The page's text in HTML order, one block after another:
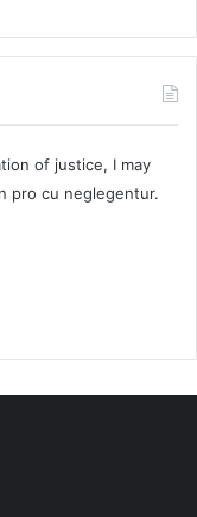
of justice, I may
pro cu neglegentur.